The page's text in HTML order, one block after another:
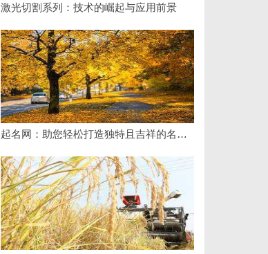
激光切割系列：技术的崛起与应用前景
起名网：助您轻松打造独特且吉祥的名字攻略